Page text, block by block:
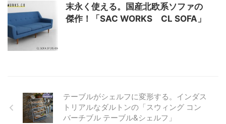
末永く使える。国産北欧系ソファの
傑作！「SAC WORKS CL SOFA」
テーブルがシェルフに変形する。インダス
トリアルなダルトンの「スウィング コン
バーチブル テーブル&シェルフ」